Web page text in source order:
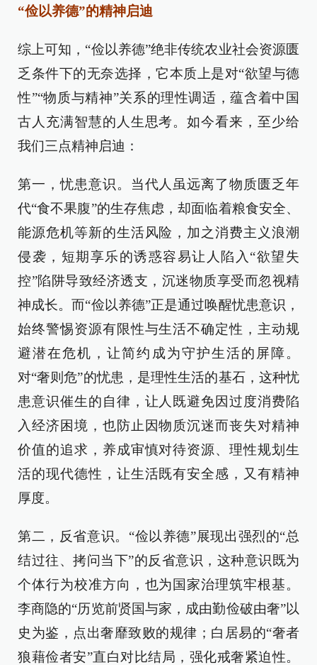
“俭以养德”的精神启迪
综上可知，“俭以养德”绝非传统农业社会资源匮
乏条件下的无奈选择，它本质上是对“欲望与德
性”“物质与精神”关系的理性调适，蕴含着中国
古人充满智慧的人生思考。如今看来，至少给
我们三点精神启迪：
第一，忧患意识。当代人虽远离了物质匮乏年
代“食不果腹”的生存焦虑，却面临着粮食安全、
能源危机等新的生活风险，加之消费主义浪潮
侵袭，短期享乐的诱惑容易让人陷入“欲望失
控”陷阱导致经济透支，沉迷物质享受而忽视精
神成长。而“俭以养德”正是通过唤醒忧患意识，
始终警惕资源有限性与生活不确定性，主动规
避潜在危机，让简约成为守护生活的屏障。
对“奢则危”的忧患，是理性生活的基石，这种忧
患意识催生的自律，让人既避免因过度消费陷
入经济困境，也防止因物质沉迷而丧失对精神
价值的追求，养成审慎对待资源、理性规划生
活的现代德性，让生活既有安全感，又有精神
厚度。
第二，反省意识。“俭以养德”展现出强烈的“总
结过往、拷问当下”的反省意识，这种意识既为
个体行为校准方向，也为国家治理筑牢根基。
李商隐的“历览前贤国与家，成由勤俭破由奢”以
史为鉴，点出奢靡致败的规律；白居易的“奢者
狼藉俭者安”直白对比结局，强化戒奢紧迫性。